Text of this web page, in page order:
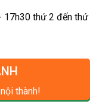
17h30 thứ 2 đến thứ
thành!